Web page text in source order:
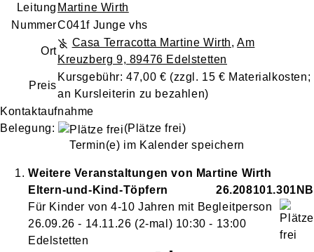
Leitung Martine Wirth
NummerC041f Junge vhs
Ort
Casa Terracotta Martine Wirth,Am
Kreuzberg 9, 89476 Edelstetten
Preis
Kursgebühr: 47,00 € (zzgl. 15 € Materialkosten;
an Kursleiterin zu bezahlen)
Kontaktaufnahme
Belegung:
(Plätze frei)
Termin(e) im Kalender speichern
Weitere Veranstaltungen von Martine Wirth
Eltern-und-Kind-Töpfern
26.208101.301NB
Für Kinder von 4-10 Jahren mit Begleitperson
26.09.26 - 14.11.26 (2-mal) 10:30 - 13:00
Edelstetten